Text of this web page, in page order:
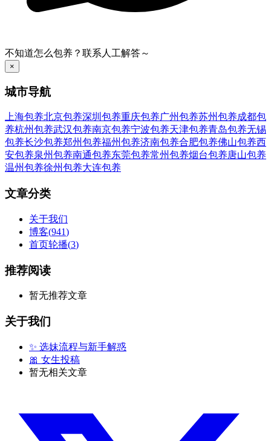
不知道怎么包养？联系人工解答～
×
城市导航
上海包养北京包养深圳包养重庆包养广州包养苏州包养成都包
养杭州包养武汉包养南京包养宁波包养天津包养青岛包养无锡
包养长沙包养郑州包养福州包养济南包养合肥包养佛山包养西
安包养泉州包养南通包养东莞包养常州包养烟台包养唐山包养
温州包养徐州包养大连包养
文章分类
关于我们
博客(941)
首页轮播(3)
推荐阅读
暂无推荐文章
关于我们
✨ 选妹流程与新手解惑
🎀 女生投稿
暂无相关文章